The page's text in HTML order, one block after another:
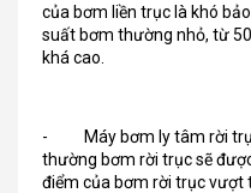
của bơm liền trục là khó
suất bơm thường nhỏ, từ
khá cao.
- Máy bơm ly tâm rời
thường bơm rời trục sẽ
điểm của bơm rời trục vượt